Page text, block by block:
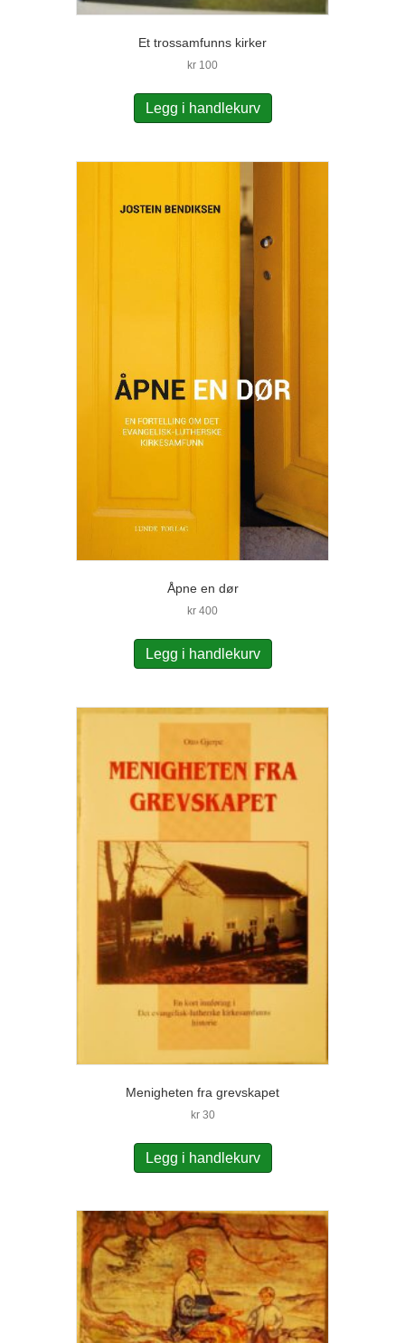
Et trossamfunns kirker
kr 100
Legg i handlekurv
Åpne en dør
kr 400
Legg i handlekurv
Menigheten fra grevskapet
kr30
Legg i handlekurv